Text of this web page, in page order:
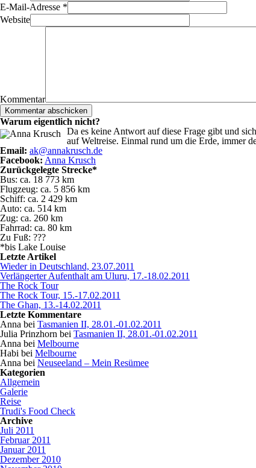
E-Mail-Adresse *
Website
Kommentar
Warum eigentlich nicht?
Da es keine Antwort auf diese Frage gibt und
auf Weltreise. Einmal rund um die Erde, immer
Email: ak@annakrusch.de
Facebook: Anna Krusch
Zurückgelegte Strecke*
Bus: ca. 18 773 km
Flugzeug: ca. 5 856 km
Schiff: ca. 2 429 km
Auto: ca. 514 km
Zug: ca. 260 km
Fahrrad: ca. 80 km
Zu Fuß: ???
*bis Lake Louise
Letzte Artikel
Wieder in Deutschland, 23.07.2011
Verlängerter Aufenthalt am Uluru, 17.-18.02.2011
The Rock Tour
The Rock Tour, 15.-17.02.2011
The Ghan, 13.-14.02.2011
Letzte Kommentare
Anna bei Tasmanien II, 28.01.-01.02.2011
Julia Prinzhorn bei Tasmanien II, 28.01.-01.02.2011
Anna bei Melbourne
Habi bei Melbourne
Anna bei Neuseeland – Mein Resümee
Kategorien
Allgemein
Galerie
Reise
Trudi's Food Check
Archive
Juli 2011
Februar 2011
Januar 2011
Dezember 2010